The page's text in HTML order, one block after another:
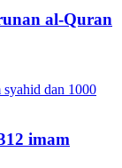
al-Quran
imam